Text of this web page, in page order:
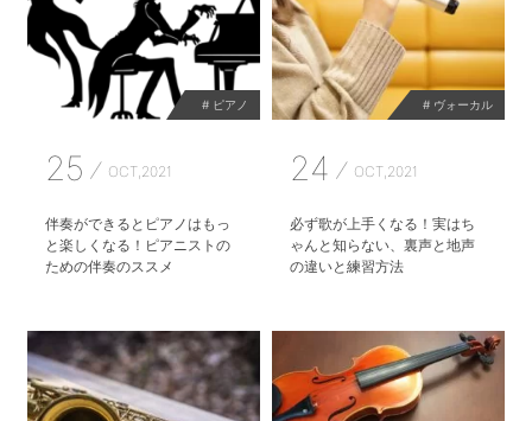
# ピアノ
25 OCT,2021
伴奏ができるとピアノはもっ
と楽しくなる！ピアニストの
ための伴奏のススメ
# ヴォーカル
24 OCT,2021
必ず歌が上手くなる！実はち
ゃんと知らない、裏声と地声
の違いと練習方法